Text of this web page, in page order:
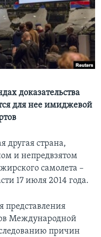
доказательства
для нее имиджевой
другая страна,
и непредвзятом
самолета –
17 июля 2014 года.
представления
Международной
причин